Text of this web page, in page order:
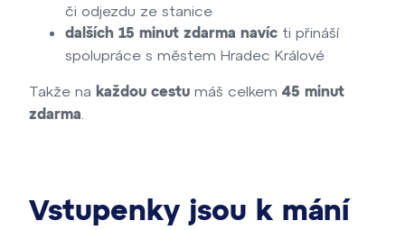
či odjezdu ze stanice
dalších 15 minut zdarma navíc ti přináší
spolupráce s městem Hradec Králové
Takže na každou cestu máš celkem 45 minut
zdarma
Vstupenky jsou k mání